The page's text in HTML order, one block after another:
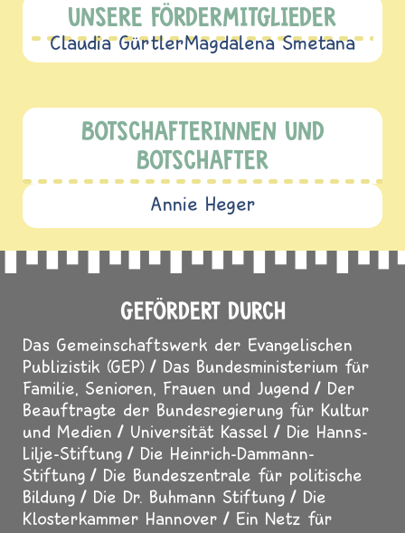
UNSERE FÖRDERMITGLIEDER
Claudia GürtlerMagdalena Smetana
BOTSCHAFTERINNEN UND
BOTSCHAFTER
Annie Heger
GEFÖRDERT DURCH
Das Gemeinschaftswerk der Evangelischen
Publizistik (GEP)
Das Bundesministerium für
Familie, Senioren, Frauen und Jugend
Der
Beauftragte der Bundesregierung für Kultur
und Medien
Universität Kassel
Die Hanns-
Lilje-Stiftung
Die Heinrich-Dammann-
Stiftung
Die Bundeszentrale für politische
Bildung
Die Dr. Buhmann Stiftung
Die
Klosterkammer Hannover
Ein Netz für